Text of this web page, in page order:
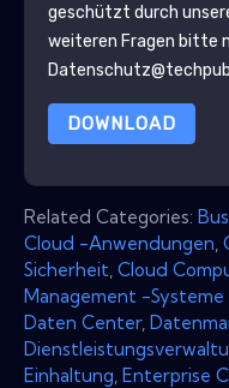
geschützt durch
weiteren Fragen bitte
DOWNLOAD
Related Categories:
Cloud -Anwendungen
Sicherheit Cloud
Management -Systeme
Daten Center,
Einhaltung Enterprise